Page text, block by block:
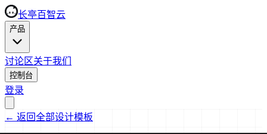
长亭百智云
产品
讨论区关于我们
控制台
登录
← 返回全部设计模板